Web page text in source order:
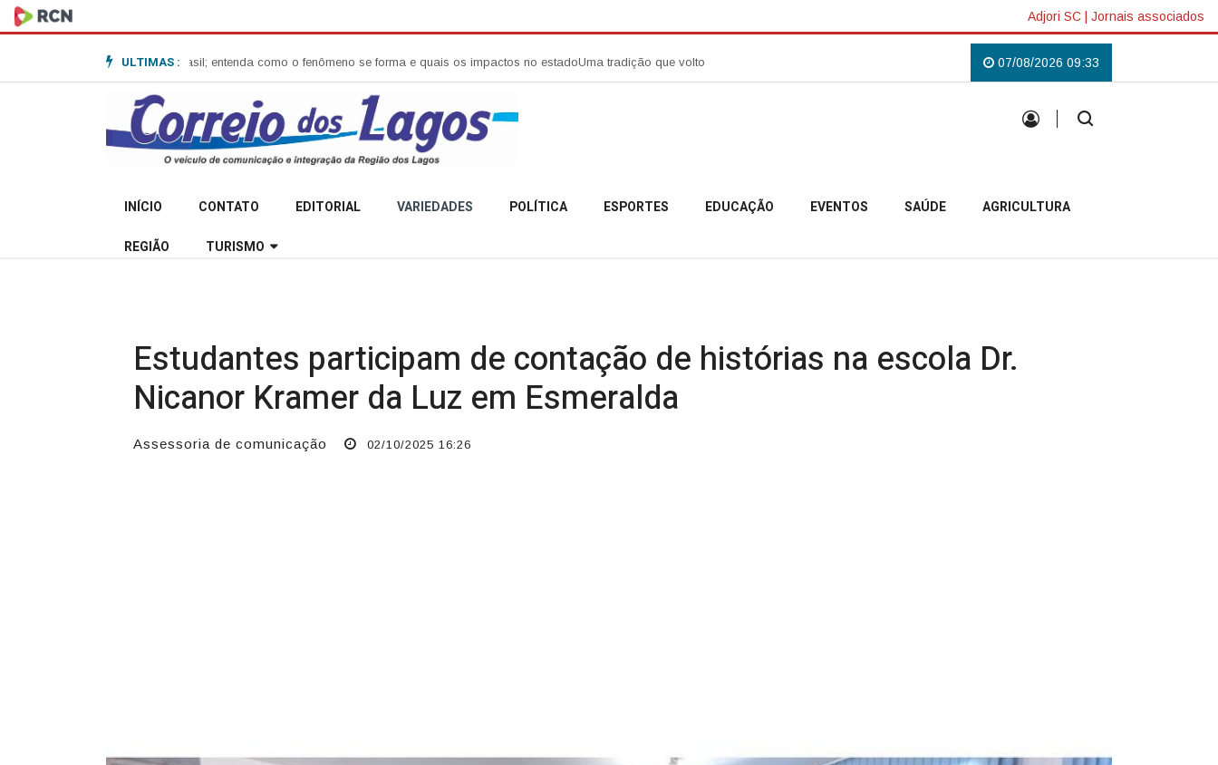
Adjori SC | Jornais associados
ULTIMAS :
no Sul do Brasil; entenda como o fenômeno se forma e quais os impactos no estadoUma tradição que voltou a reunir a comunidade campobelense Padre Pablo inicia missão em Anita Garibaldi e destaca
07/08/2026 09:33
INÍCIO CONTATO EDITORIAL VARIEDADES POLÍTICA ESPORTES EDUCAÇÃO EVENTOS SAÚDE AGRICULTURA
REGIÃO TURISMO
Estudantes participam de contação de histórias na escola Dr.
Nicanor Kramer da Luz em Esmeralda
Assessoria de comunicação 02/10/2025 16:26